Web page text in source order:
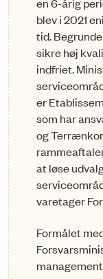
blev i 2021
tid.
sikre høj
indfriet.
er
som har
og
at løse
varetager
Formålet